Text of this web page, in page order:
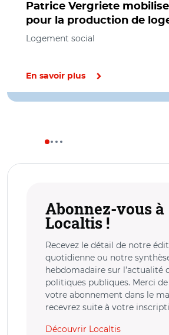
Patrice Vergriete
pour la production de
Logement social
En savoir plus
Abonnez-vous à
Localtis !
Recevez le détail de notre
quotidienne ou notre
hebdomadaire sur l’actualité
politiques publiques. Merci
votre abonnement dans le
recevrez suite à votre
Découvrir Localtis